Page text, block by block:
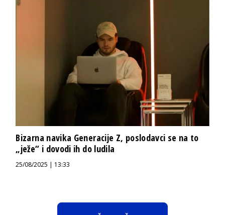
Bizarna navika Generacije Z, poslodavci se na to
„ježe“ i dovodi ih do ludila
25/08/2025 | 13:33